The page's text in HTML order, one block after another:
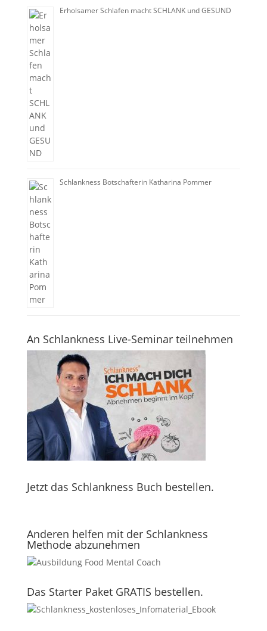
Erholsamer Schlafen macht SCHLANK und GESUND
Schlankness Botschafterin Katharina Pommer
An Schlankness Live-Seminar teilnehmen
Jetzt das Schlankness Buch bestellen.
Anderen helfen mit der Schlankness
Methode abzunehmen
Das Starter Paket GRATIS bestellen.